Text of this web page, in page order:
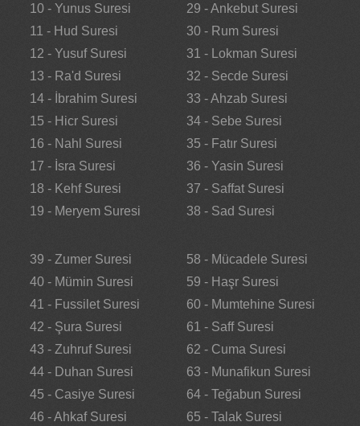
10 - Yunus Suresi
11 - Hud Suresi
12 - Yusuf Suresi
13 - Ra'd Suresi
14 - İbrahim Suresi
15 - Hicr Suresi
16 - Nahl Suresi
17 - İsra Suresi
18 - Kehf Suresi
19 - Meryem Suresi
29 - Ankebut Suresi
30 - Rum Suresi
31 - Lokman Suresi
32 - Secde Suresi
33 - Ahzab Suresi
34 - Sebe Suresi
35 - Fatır Suresi
36 - Yasin Suresi
37 - Saffat Suresi
38 - Sad Suresi
39 - Zumer Suresi
40 - Mümin Suresi
41 - Fussilet Suresi
42 - Şura Suresi
43 - Zuhruf Suresi
44 - Duhan Suresi
45 - Casiye Suresi
46 - Ahkaf Suresi
58 - Mücadele Suresi
59 - Haşr Suresi
60 - Mumtehine Suresi
61 - Saff Suresi
62 - Cuma Suresi
63 - Munafikun Suresi
64 - Teğabun Suresi
65 - Talak Suresi